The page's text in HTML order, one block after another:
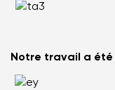
Les pieds plats ne
Notre travail a